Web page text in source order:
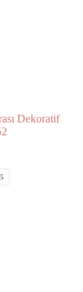
Dekoratif